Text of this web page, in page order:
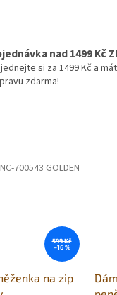
nad 1499 Kč
si za 1499 Kč a
zdarma!
599 Kč
–16 %
na zip
NC-700543 GOLDEN